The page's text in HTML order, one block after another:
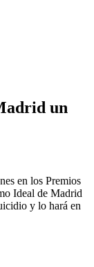
un
en los Premios
Ideal de Madrid
y lo hará en